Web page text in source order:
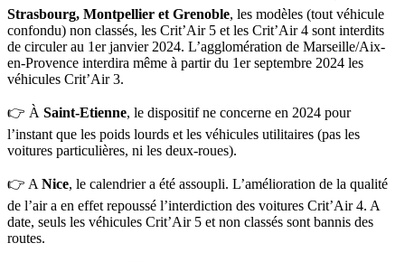
Strasbourg, Montpellier et Grenoble, les modèles (tout véhicule
confondu) non classés, les Crit’Air 5 et les Crit’Air 4 sont interdits
de circuler au 1er janvier 2024. L’agglomération de Marseille/Aix-
en-Provence interdira même à partir du 1er septembre 2024 les
véhicules Crit’Air 3.
👉 À Saint-Etienne, le dispositif ne concerne en 2024 pour
l’instant que les poids lourds et les véhicules utilitaires (pas les
voitures particulières, ni les deux-roues).
👉 A Nice, le calendrier a été assoupli. L’amélioration de la qualité
de l’air a en effet repoussé l’interdiction des voitures Crit’Air 4. A
date, seuls les véhicules Crit’Air 5 et non classés sont bannis des
routes.